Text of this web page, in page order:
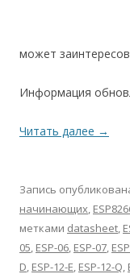
может
Информация
Читать далее →
Запись
начинающих,
метками datasheet,
05, ESP-06, ESP-07,
D, ESP-12-E, ESP-12-Q,